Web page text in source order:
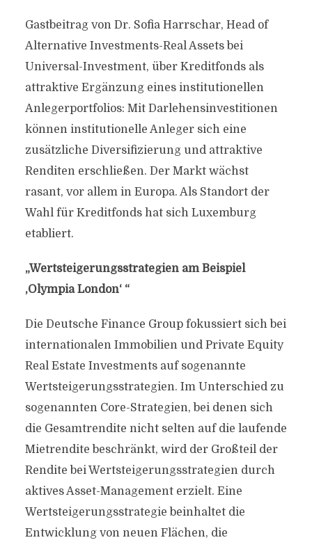
Gastbeitrag von Dr. Sofia Harrschar, Head of
Alternative Investments-Real Assets bei
Universal-Investment, über Kreditfonds als
attraktive Ergänzung eines institutionellen
Anlegerportfolios: Mit Darlehensinvestitionen
können institutionelle Anleger sich eine
zusätzliche Diversifizierung und attraktive
Renditen erschließen. Der Markt wächst
rasant, vor allem in Europa. Als Standort der
Wahl für Kreditfonds hat sich Luxemburg
etabliert.
„Wertsteigerungsstrategien am Beispiel
,Olympia London‘ “
Die Deutsche Finance Group fokussiert sich bei
internationalen Immobilien und Private Equity
Real Estate Investments auf sogenannte
Wertsteigerungsstrategien. Im Unterschied zu
sogenannten Core-Strategien, bei denen sich
die Gesamtrendite nicht selten auf die laufende
Mietrendite beschränkt, wird der Großteil der
Rendite bei Wertsteigerungsstrategien durch
aktives Asset-Management erzielt. Eine
Wertsteigerungsstrategie beinhaltet die
Entwicklung von neuen Flächen, die